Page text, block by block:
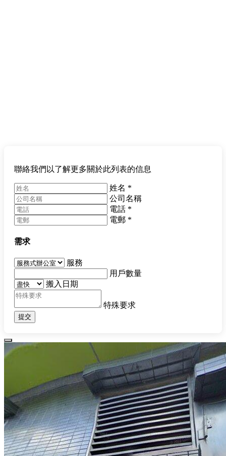
聯絡我們以了解更多關於此列表的信息
姓名 *
公司名稱
電話 *
電郵 *
需求
服務
用戶數量
搬入日期
特殊要求
提交